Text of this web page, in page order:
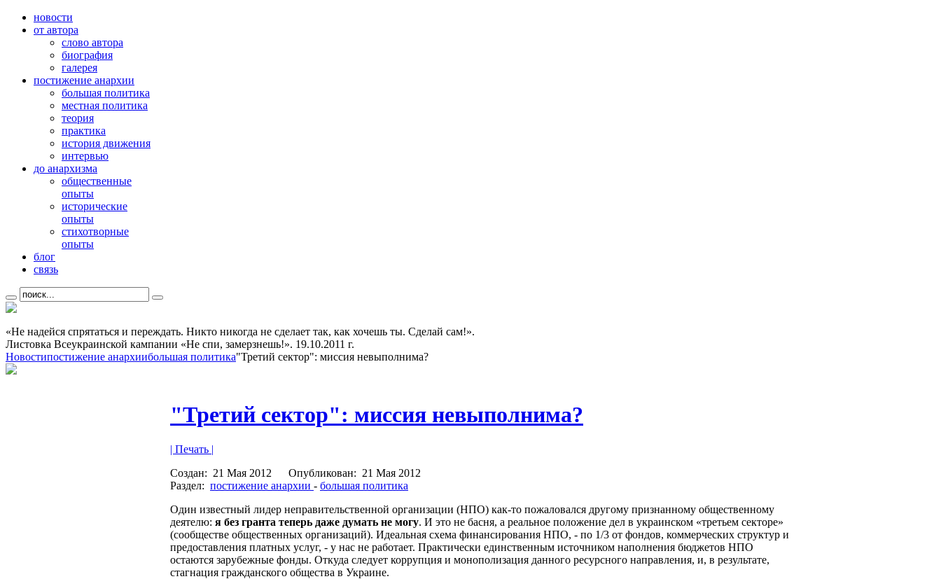
новости
от автора
слово автора
биография
галерея
постижение анархии
большая политика
местная политика
теория
практика
история движения
интервью
до анархизма
общественные
опыты
исторические
опыты
стихотворные
опыты
блог
связь
«Не надейся спрятаться и переждать. Никто никогда не сделает так, как хочешь ты. Сделай сам!».
Листовка Всеукраинской кампании «Не спи, замерзнешь!». 19.10.2011 г.
Новостипостижение анархиибольшая политика"Третий сектор": миссия невыполнима?
"Третий сектор": миссия невыполнима?
| Печать |
Создан: 21 Мая 2012 Опубликован: 21 Мая 2012
Раздел: постижение анархии - большая политика
Один известный лидер неправительственной организации (НПО) как-то пожаловался другому признанному общественному
деятелю: я без гранта теперь даже думать не могу. И это не басня, а реальное положение дел в украинском «третьем секторе»
(сообществе общественных организаций). Идеальная схема финансирования НПО, - по 1/3 от фондов, коммерческих структур и
предоставления платных услуг, - у нас не работает. Практически единственным источником наполнения бюджетов НПО
остаются зарубежные фонды. Откуда следует коррупция и монополизация данного ресурсного направления, и, в результате,
стагнация гражданского общества в Украине.